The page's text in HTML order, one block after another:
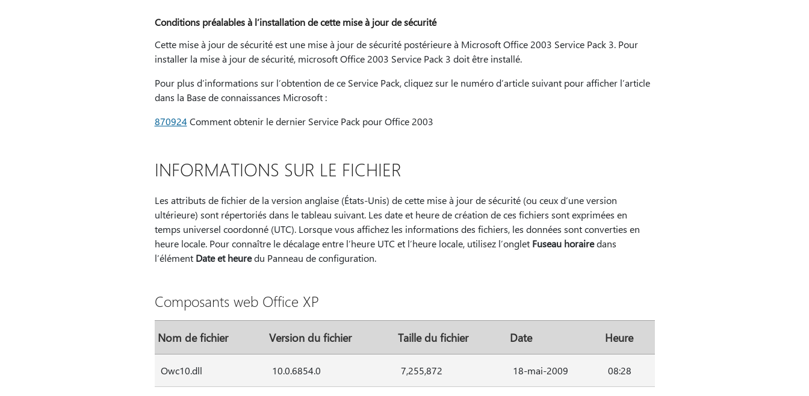
Conditions préalables à l’installation de cette mise à jour de sécurité
Cette mise à jour de sécurité est une mise à jour de sécurité postérieure à Microsoft Office 2003 Service Pack 3. Pour
installer la mise à jour de sécurité, microsoft Office 2003 Service Pack 3 doit être installé.
Pour plus d’informations sur l’obtention de ce Service Pack, cliquez sur le numéro d’article suivant pour afficher l’article
dans la Base de connaissances Microsoft :
870924 Comment obtenir le dernier Service Pack pour Office 2003
INFORMATIONS SUR LE FICHIER
Les attributs de fichier de la version anglaise (États-Unis) de cette mise à jour de sécurité (ou ceux d’une version
ultérieure) sont répertoriés dans le tableau suivant. Les date et heure de création de ces fichiers sont exprimées en
temps universel coordonné (UTC). Lorsque vous affichez les informations des fichiers, les données sont converties en
heure locale. Pour connaître le décalage entre l’heure UTC et l’heure locale, utilisez l’onglet Fuseau horairedans
l’élément Date et heuredu Panneau de configuration.
Composants web Office XP
Nom de fichier Version du fichier Taille du fichier Date Heure
Owc10.dll 10.0.6854.0 7,255,872 18-mai-2009 08:28